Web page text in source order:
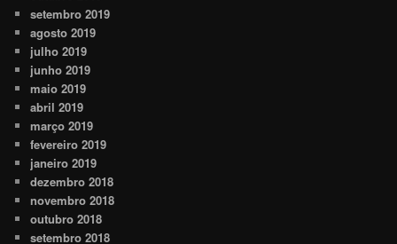
setembro 2019
agosto 2019
julho 2019
junho 2019
maio 2019
abril 2019
março 2019
fevereiro 2019
janeiro 2019
dezembro 2018
novembro 2018
outubro 2018
setembro 2018